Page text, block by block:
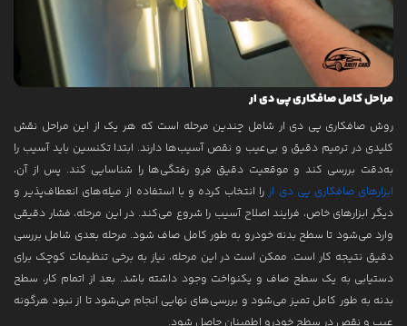
مراحل کامل صافکاری پی دی ار
روش صافکاری پی دی ار شامل چندین مرحله است که هر یک از این مراحل نقش
کلیدی در ترمیم دقیق و بی‌عیب و نقص آسیب‌ها دارند. ابتدا تکنسین باید آسیب را
به‌دقت بررسی کند و موقعیت دقیق فرو رفتگی‌ها را شناسایی کند. پس از آن،
ابزارهای صافکاری پی دی ار را انتخاب کرده و با استفاده از میله‌های انعطاف‌پذیر و
دیگر ابزارهای خاص، فرایند اصلاح آسیب را شروع می‌کند. در این مرحله، فشار دقیقی
وارد می‌شود تا سطح بدنه خودرو به طور کامل صاف شود. مرحله بعدی شامل بررسی
دقیق نتیجه کار است. ممکن است در این مرحله، نیاز به برخی تنظیمات کوچک برای
دستیابی به یک سطح صاف و یکنواخت وجود داشته باشد. بعد از اتمام کار، سطح
بدنه به طور کامل تمیز می‌شود و بررسی‌های نهایی انجام می‌شود تا از نبود هرگونه
عیب و نقص در سطح خودرو اطمینان حاصل شود.